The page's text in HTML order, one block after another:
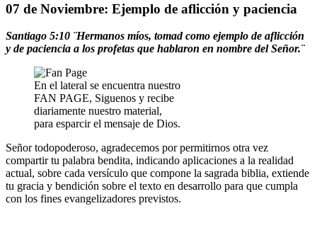
07 de Noviembre: Ejemplo de aflicción y paciencia
Santiago 5:10 ¨Hermanos míos, tomad como ejemplo de aflicción
y de paciencia a los profetas que hablaron en nombre del Señor.¨
En el lateral se encuentra nuestro
FAN PAGE, Siguenos y recibe
diariamente nuestro material,
para esparcir el mensaje de Dios.
Señor todopoderoso, agradecemos por permitirnos otra vez
compartir tu palabra bendita, indicando aplicaciones a la realidad
actual, sobre cada versículo que compone la sagrada biblia, extiende
tu gracia y bendición sobre el texto en desarrollo para que cumpla
con los fines evangelizadores previstos.